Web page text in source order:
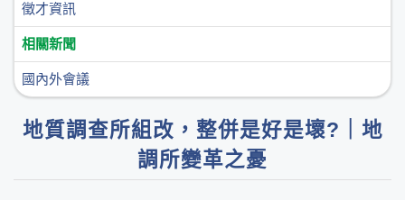
徵才資訊
相關新聞
國內外會議
地質調查所組改，整併是好是壞?｜地
調所變革之憂